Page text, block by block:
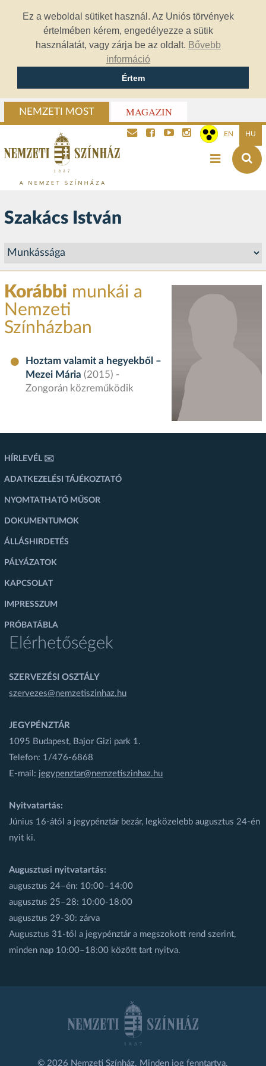
Ez a weboldal sütiket használ. Az Uniós törvények
értelmében kérem, engedélyezze a sütik
használatát, vagy zárja be az oldalt. Bővebb
információ
Értem
NEMZETI MOST MAGAZIN
EN HU
Szakács István
Korábbi munkái a
Nemzeti
Színházban
Hoztam valamit a hegyekből –
Mezei Mária (2015) -
Zongorán közreműködik
HÍRLEVÉL ✉️
ADATKEZELÉSI TÁJÉKOZTATÓ
NYOMTATHATÓ MŰSOR
DOKUMENTUMOK
ÁLLÁSHIRDETÉS
PÁLYÁZATOK
KAPCSOLAT
IMPRESSZUM
PRÓBATÁBLA
Elérhetőségek
SZERVEZÉSI OSZTÁLY
szervezes@nemzetiszinhaz.hu
JEGYPÉNZTÁR
1095 Budapest, Bajor Gizi park 1.
Telefon: 1/476-6868
E-mail: jegypenztar@nemzetiszinhaz.hu
Nyitvatartás:
Június 16-ától a jegypénztár bezár, legközelebb augusztus 24-én
nyit ki.
Augusztusi nyitvatartás:
augusztus 24–én: 10:00–14:00
augusztus 25–28: 10:00-18:00
augusztus 29-30: zárva
Augusztus 31-től a jegypénztár a megszokott rend szerint,
minden nap 10:00–18:00 között tart nyitva.
© 2026 Nemzeti Színház. Minden jog fenntartva.